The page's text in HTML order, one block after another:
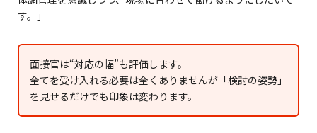
す。」
面接官は“対応の幅”も評価します。
全てを受け入れる必要は全くありませんが「検討の姿勢」
を見せるだけでも印象は変わります。